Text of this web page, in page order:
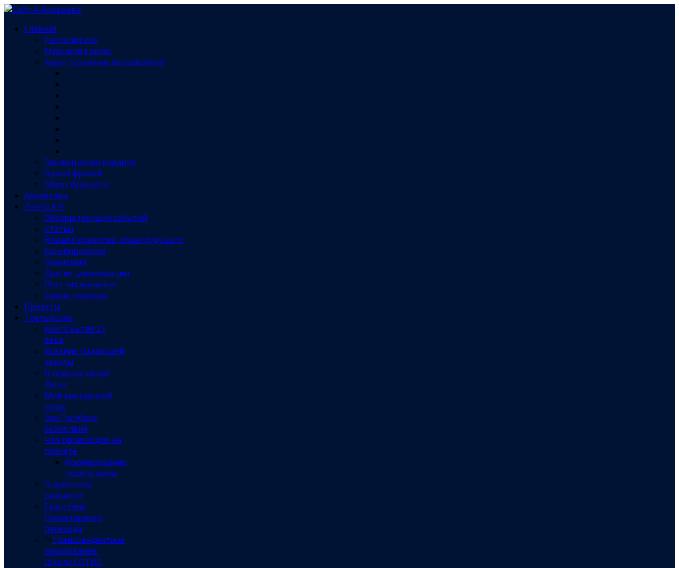
Главная
Геополитика
Мировой кризис
Аудит основных направлений
Эволюция/деградация
Одной фразой
Образ будущего
Аналитика
Лента А-Я
Обзоры текущих событий
Статьи
Новая Парадигма, образ будущего
Конспирология
Ченнелинг
Другие цивилизации
Пост-апокалипсис
Смена полюсов
Проекты
Третья сила
Книга Бытия 21
века
Всадник Падающей
звезды
В поисках своей
Души
Мой внутренний
голос
Эхо Голубого
безмолвия
Что происходит на
планете
Формирование
нового мира
О духовном
развитии
Евангелие
Планетарного
перехода
">Трансцендентное
образование,
Школа СОТИС